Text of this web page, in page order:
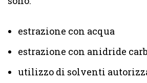
estrazione con acqua
estrazione con anidride
utilizzo di solventi